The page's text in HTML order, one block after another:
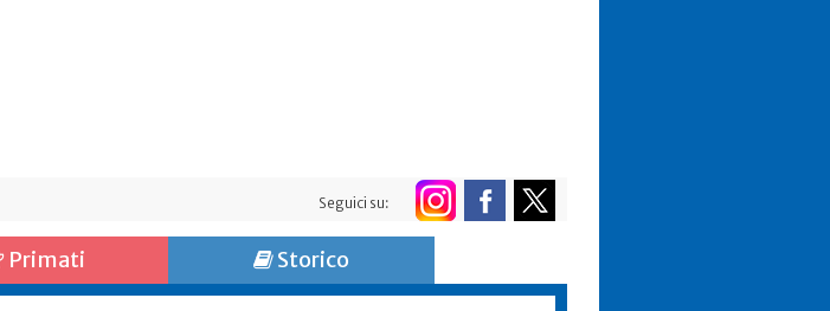
Seguici su:
Primati Storico